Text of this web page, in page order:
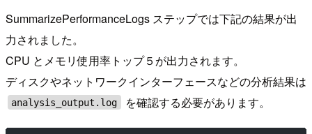
SummarizePerformanceLogs ステップでは下記の結果が出
力されました。
CPU とメモリ使用率トップ５が出力されます。
ディスクやネットワークインターフェースなどの分析結果は
analysis_output.log を確認する必要があります。